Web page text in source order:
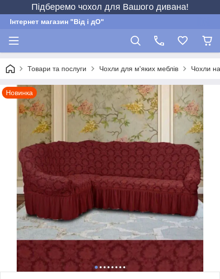
Підберемо чохол для Вашого дивана!
Інтернет магазин "Від і дО"
Товари та послуги Чохли для м'яких меблів Чохли
Новинка